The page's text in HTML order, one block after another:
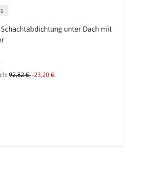
Schachtabdichtung unter Dach mit
92,82 €-23,20 €